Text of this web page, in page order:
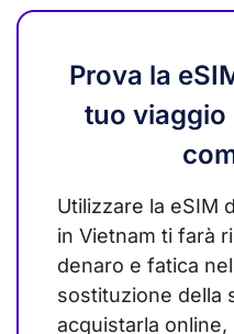
Prova la
tuo viaggio
Utilizzare la eSIM
in Vietnam ti farà
denaro e fatica
sostituzione della
acquistarla